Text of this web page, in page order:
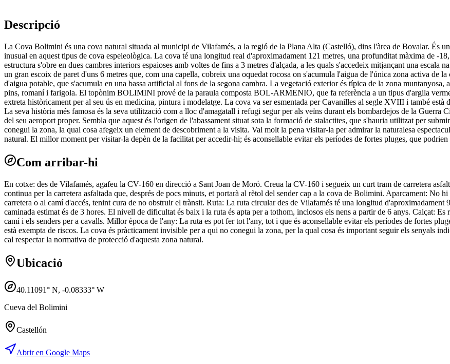
Descripció
La Cova Bolimini és una cova natural situada al municipi de Vilafamés, a la regió de la Plana Alta (Castelló), dins l'àrea de Bovalar. És
inusual en aquest tipus de cova espeleològica. La cova té una longitud real d'aproximadament 121 metres, una profunditat màxima de -
estructura s'obre en dues cambres interiors espaioses amb voltes de fins a 3 metres d'alçada, a les quals s'accedeix mitjançant una escala
un gran escoix de paret d'uns 6 metres que, com una capella, cobreix una oquedat rocosa on s'acumula l'aigua de l'única zona activa de
d'aigua potable, que s'acumula en una bassa artificial al fons de la segona cambra. La vegetació exterior és típica de la zona muntanyosa,
pins, romaní i farigola. El topònim BOLIMINI prové de la paraula composta BOL-ARMENIO, que fa referència a un tipus d'argila
extreta històricament per al seu ús en medicina, pintura i modelatge. La cova va ser esmentada per Cavanilles al segle XVIII i també
La seva història més famosa és la seva utilització com a lloc d'amagatall i refugi segur per als veïns durant els bombardejos de la
del seu aeroport proper. Sembla que aquest és l'origen de l'abassament situat sota la formació de stalactites, que s'hauria utilitzat per
conegui la zona, la qual cosa afegeix un element de descobriment a la visita. Val molt la pena visitar-la per admirar la naturalesa
natural. El millor moment per visitar-la depèn de la facilitat per accedir-hi; és aconsellable evitar els períodes de fortes pluges, que
Com arribar-hi
En cotxe: des de Vilafamés, agafeu la CV-160 en direcció a Sant Joan de Moró. Creua la CV-160 i segueix un curt tram de carretera
continua per la carretera asfaltada que, després de pocs minuts, et portarà al rètol del sender cap a la cova de Bolimini. Aparcament: No
carretera o al camí d'accés, tenint cura de no obstruir el trànsit. Ruta: La ruta circular des de Vilafamés té una longitud
caminada estimat és de 3 hores. El nivell de dificultat és baix i la ruta és apta per a tothom, inclosos els nens a partir de 6 anys. Calçat: Es
camí i els senders per a cavalls. Millor època de l'any: La ruta es pot fer tot l'any, tot i que és aconsellable evitar els períodes de fortes
està exempta de riscos. La cova és pràcticament invisible per a qui no conegui la zona, per la qual cosa és important seguir els senyals
cal respectar la normativa de protecció d'aquesta zona natural.
Ubicació
40.11091° N, -0.08333° W
Cueva del Bolimini
Castellón
Abrir en Google Maps